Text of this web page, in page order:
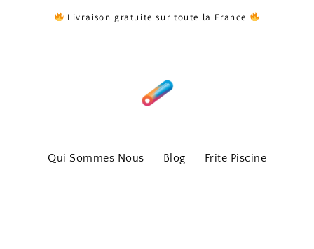
Livraison gratuite sur toute la France
Qui Sommes Nous Blog Frite Piscine